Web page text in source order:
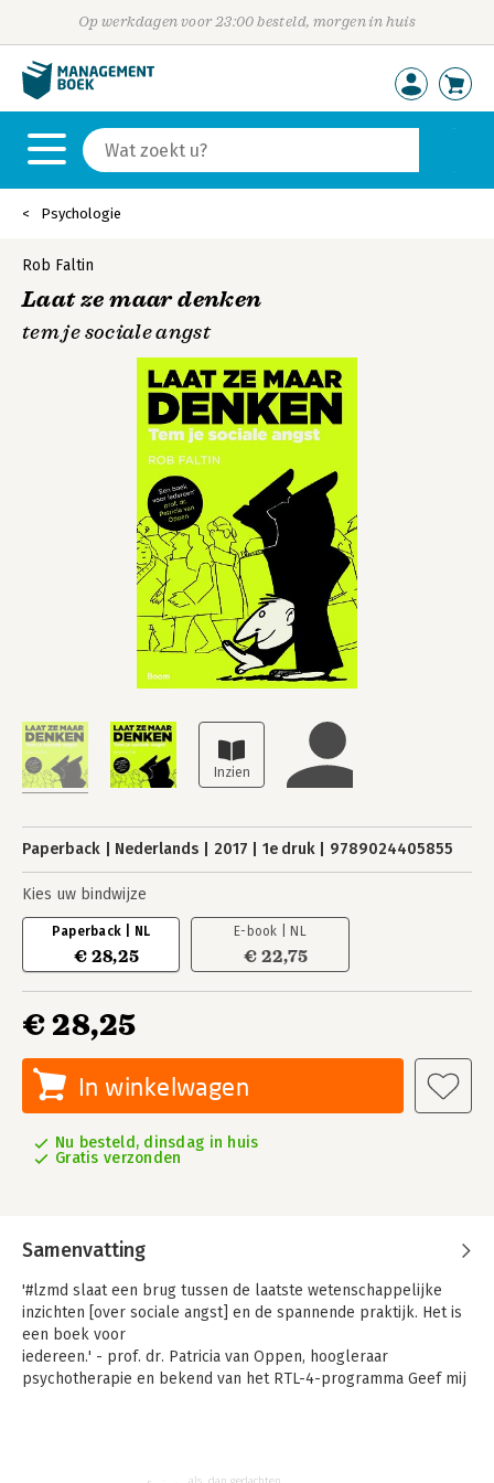
Op werkdagen voor 23:00 besteld, morgen in huis
Psychologie
Rob Faltin
Laat ze maar denken
tem je sociale angst
Paperback Nederlands 2017 1e druk 9789024405855
Kies uw bindwijze
Paperback | NL
€ 28,25
E-book | NL
€ 22,75
€ 28,25
In winkelwagen
Nu besteld, dinsdag in huis
Gratis verzonden
Samenvatting
'#lzmd slaat een brug tussen de laatste wetenschappelijke
inzichten [over sociale angst] en de spannende praktijk. Het is
een boek voor
iedereen.' - prof. dr. Patricia van Oppen, hoogleraar
psychotherapie en bekend van het RTL-4-programma Geef mij
als...dan gedachten